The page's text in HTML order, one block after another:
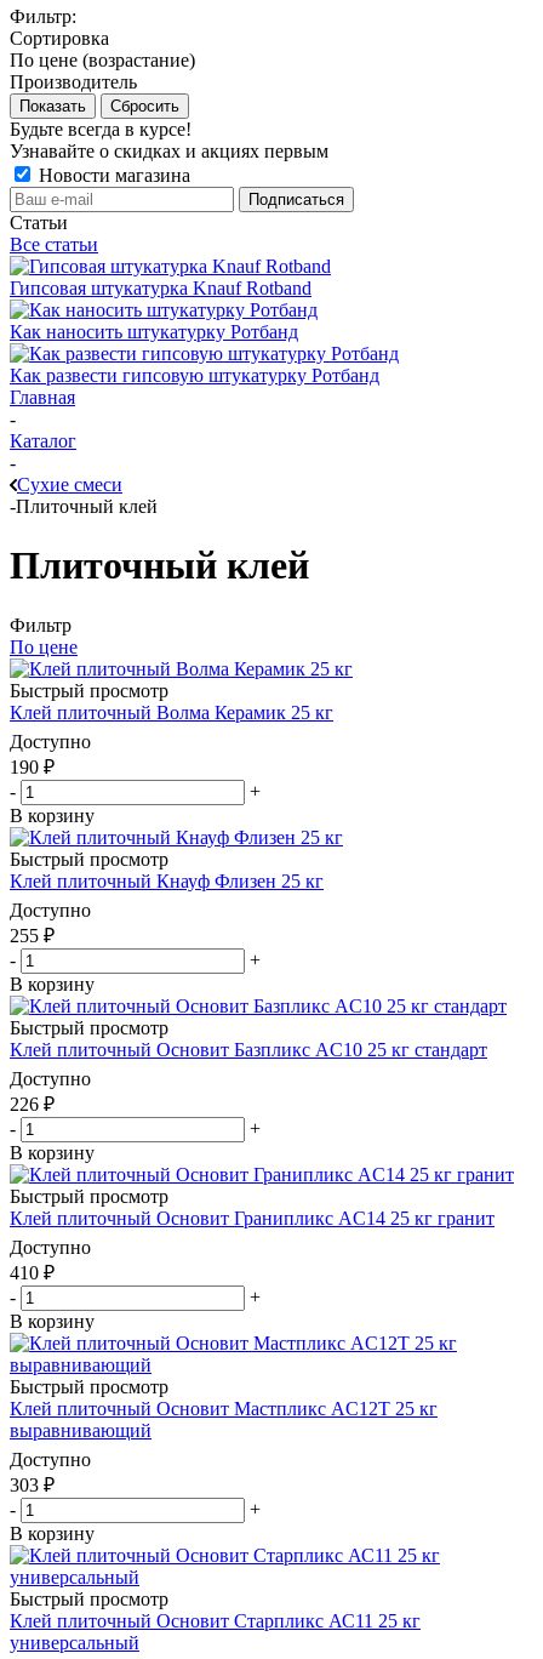
Фильтр:
Сортировка
По цене (возрастание)
Производитель
Показать Сбросить
Будьте всегда в курсе!
Узнавайте о скидках и акциях первым
Новости магазина
Статьи
Все статьи
Гипсовая штукатурка Knauf Rotband
Как наносить штукатурку Ротбанд
Как развести гипсовую штукатурку Ротбанд
Главная
-
Каталог
-
Сухие смеси
-Плиточный клей
Плиточный клей
Фильтр
По цене
Быстрый просмотр
Клей плиточный Волма Керамик 25 кг
Доступно
190 ₽
-
+
В корзину
Быстрый просмотр
Клей плиточный Кнауф Флизен 25 кг
Доступно
255 ₽
-
+
В корзину
Быстрый просмотр
Клей плиточный Основит Базпликс AC10 25 кг стандарт
Доступно
226 ₽
-
+
В корзину
Быстрый просмотр
Клей плиточный Основит Гранипликс AC14 25 кг гранит
Доступно
410 ₽
-
+
В корзину
Быстрый просмотр
Клей плиточный Основит Мастпликс AC12Т 25 кг
выравнивающий
Доступно
303 ₽
-
+
В корзину
Быстрый просмотр
Клей плиточный Основит Старпликс АС11 25 кг
универсальный